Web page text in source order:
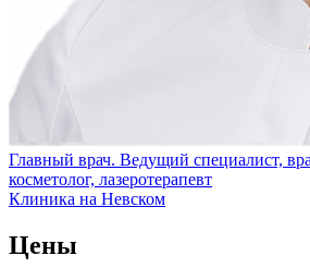
Главный врач. Ведущий специалист,
косметолог, лазеротерапевт
Клиника на Невском
Цены